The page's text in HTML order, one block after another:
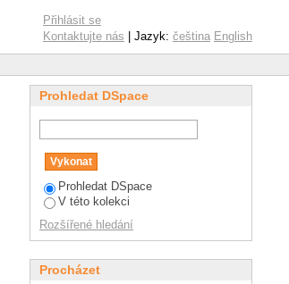
Přihlásit se
Kontaktujte nás | Jazyk: čeština English
Prohledat DSpace
Prohledat DSpace
V této kolekci
Rozšířené hledání
Procházet